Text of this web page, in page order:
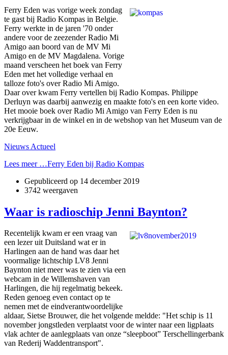
Ferry Eden was vorige week zondag
te gast bij Radio Kompas in Belgie.
Ferry werkte in de jaren '70 onder
andere voor de zeezender Radio Mi
Amigo aan boord van de MV Mi
Amigo en de MV Magdalena. Vorige
maand verscheen het boek van Ferry
Eden met het volledige verhaal en
talloze foto's over Radio Mi Amigo.
Daar over kwam Ferry vertellen bij Radio Kompas. Philippe
Derluyn was daarbij aanwezig en maakte foto's en een korte video.
Het mooie boek over Radio Mi Amigo van Ferry Eden is nu
verkrijgbaar in de winkel en in de webshop van het Museum van de
20e Eeuw.
Nieuws Actueel
Lees meer …Ferry Eden bij Radio Kompas
Gepubliceerd op 14 december 2019
3742 weergaven
Waar is radioschip Jenni Baynton?
Recentelijk kwam er een vraag van
een lezer uit Duitsland wat er in
Harlingen aan de hand was daar het
voormalige lichtschip LV8 Jenni
Baynton niet meer was te zien via een
webcam in de Willemshaven van
Harlingen, die hij regelmatig bekeek.
Reden genoeg even contact op te
nemen met de eindverantwoordelijke
aldaar, Sietse Brouwer, die het volgende meldde: "Het schip is 11
november jongstleden verplaatst voor de winter naar een ligplaats
vlak achter de aanlegplaats van onze “sleepboot” Terschellingerbank
van Rederij Waddentransport".